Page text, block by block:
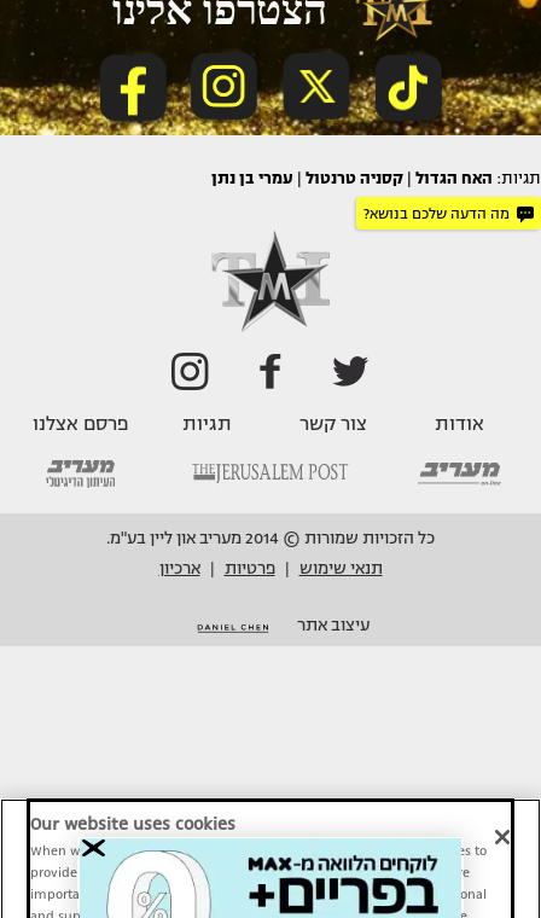
תגיות: האח הגדול קסניה טרנטול עמרי בן נתן
מה הדעה שלכם בנושא?
אודות צור קשר תגיות פרסם אצלנו
כל הזכויות שמורות © 2014 מעריב און ליין בע"מ.
תנאי שימוש
פרטיות ארכיון
עיצוב אתר
Our website uses cookies
When we provide Maariv, TMI and Sport1 content online, we use cookies to
provide social media features and to analyze our traffic. These tools are
important and necessary for our website functionality. Others are optional